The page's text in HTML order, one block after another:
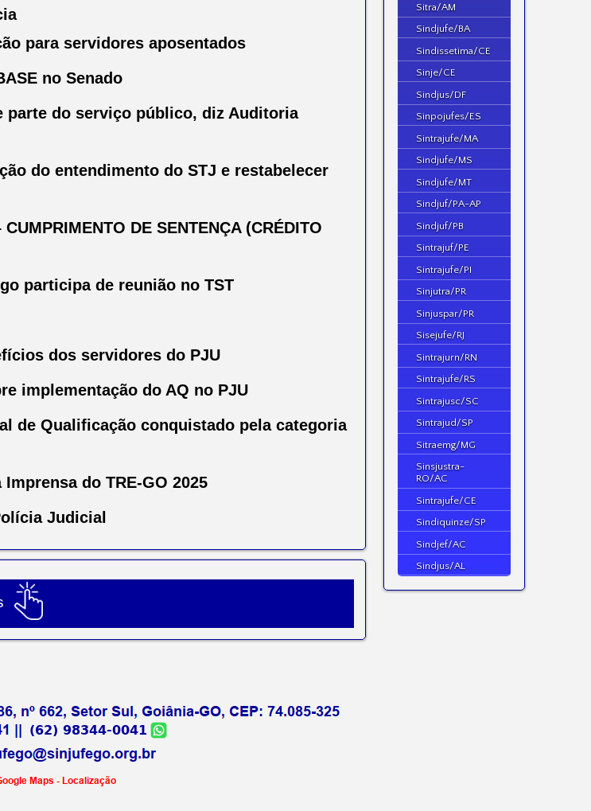
para servidores aposentados
no Senado
parte do serviço público, diz Auditoria
do entendimento do STJ e restabelecer
DE SENTENÇA (CRÉDITO
participa de reunião no TST
dos servidores do PJU
implementação do AQ no PJU
de Qualificação conquistado pela categoria
do TRE-GO 2025
Judicial
Sitra/AM
Sindjufe/BA
Sindissetima/CE
Sinje/CE
Sindjus/DF
Sinpojufes/ES
Sintrajufe/MA
Sindjufe/MS
Sindjufe/MT
Sindjuf/PA-AP
Sindjuf/PB
Sintrajuf/PE
Sintrajufe/PI
Sinjutra/PR
Sinjuspar/PR
Sisejufe/RJ
Sintrajurn/RN
Sintrajufe/RS
Sintrajusc/SC
Sintrajud/SP
Sitraemg/MG
Sinsjustra-
RO/AC
Sintrajufe/CE
Sindiquinze/SP
Sindjef/AC
Sindjus/AL